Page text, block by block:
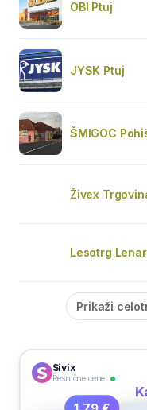
OBI Ptuj
JYSK Ptuj
ŠMIGOC
Živex
Lesotrg
Prikaži
Sivix
Resnične cene